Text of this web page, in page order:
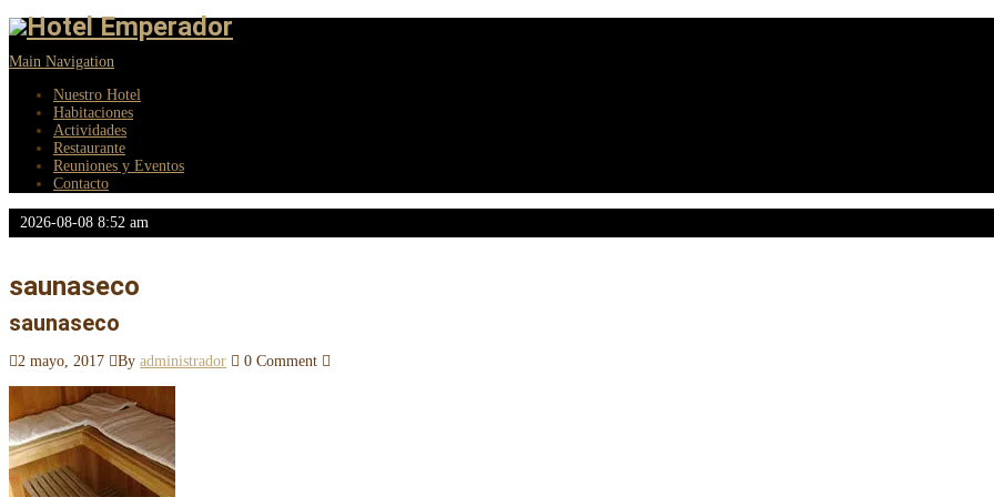
Main Navigation
Nuestro Hotel
Habitaciones
Actividades
Restaurante
Reuniones y Eventos
Contacto
2026-08-08 8:52 am
saunaseco
saunaseco
2 mayo, 2017 By administrador 0 Comment